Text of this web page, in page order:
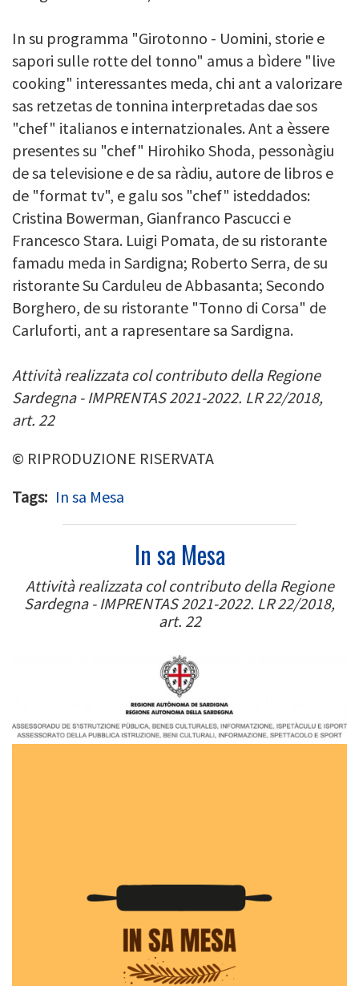
In su programma "Girotonno - Uomini, storie e
sapori sulle rotte del tonno" amus a bìdere "live
cooking" interessantes meda, chi ant a valorizare
sas retzetas de tonnina interpretadas dae sos
"chef" italianos e internatzionales. Ant a èssere
presentes su "chef" Hirohiko Shoda, pessonàgiu
de sa televisione e de sa ràdiu, autore de libros e
de "format tv", e galu sos "chef" isteddados:
Cristina Bowerman, Gianfranco Pascucci e
Francesco Stara. Luigi Pomata, de su ristorante
famadu meda in Sardigna; Roberto Serra, de su
ristorante Su Carduleu de Abbasanta; Secondo
Borghero, de su ristorante "Tonno di Corsa" de
Carluforti, ant a rapresentare sa Sardigna.
Attività realizzata col contributo della Regione
Sardegna - IMPRENTAS 2021-2022. LR 22/2018,
art. 22
© RIPRODUZIONE RISERVATA
Tags
In sa Mesa
In sa Mesa
Attività realizzata col contributo della Regione
Sardegna - IMPRENTAS 2021-2022. LR 22/2018,
art. 22